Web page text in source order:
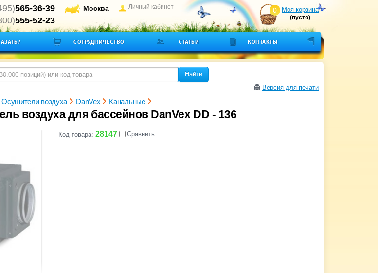
565-36-39
555-52-23
Москва Личный кабинет 0 Моя корзина
(пусто)
СОТРУДНИЧЕСТВО СТАТЬИ КОНТАКТЫ
Найти
Версия для печати
Осушители воздуха DanVex Канальные
воздуха для бассейнов DanVex DD - 136
Код товара: 28147 Сравнить